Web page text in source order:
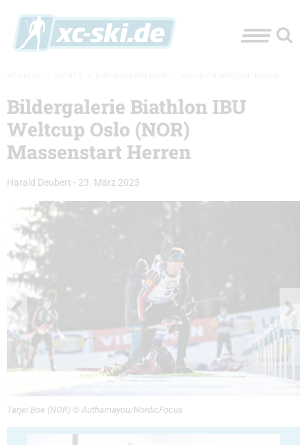
Bildergalerie Biathlon IBU
Weltcup Oslo (NOR)
Massenstart Herren
Harald Deubert - 23. März 2025
Tarjei Boe (NOR) © Authamayou/NordicFocus